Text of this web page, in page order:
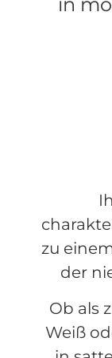
zu
der
Ob als
Weiß